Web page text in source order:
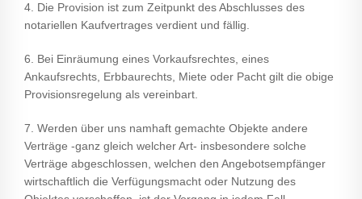
4. Die Provision ist zum Zeitpunkt des Abschlusses des
notariellen Kaufvertrages verdient und fällig.
6. Bei Einräumung eines Vorkaufsrechtes, eines
Ankaufsrechts, Erbbaurechts, Miete oder Pacht gilt die obige
Provisionsregelung als vereinbart.
7. Werden über uns namhaft gemachte Objekte andere
Verträge -ganz gleich welcher Art- insbesondere solche
Verträge abgeschlossen, welchen den Angebotsempfänger
wirtschaftlich die Verfügungsmacht oder Nutzung des